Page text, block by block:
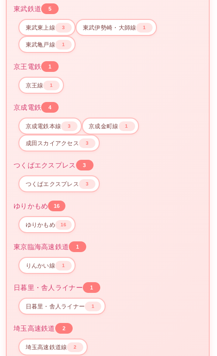
東武鉄道 5
東武東上線 3 東武伊勢崎・大師線 1
東武亀戸線 1
京王電鉄 1
京王線 1
京成電鉄 4
京成電鉄本線 3 京成金町線 1
成田スカイアクセス 3
つくばエクスプレス 3
つくばエクスプレス 3
ゆりかもめ 16
ゆりかもめ 16
東京臨海高速鉄道 1
りんかい線 1
日暮里・舎人ライナー 1
日暮里・舎人ライナー 1
埼玉高速鉄道 2
埼玉高速鉄道線 2